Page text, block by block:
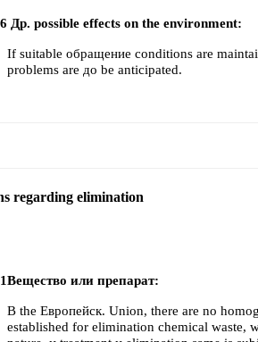
Др. possible effects on the environment:
If suitable обращение conditions are
problems are до be anticipated.
regarding elimination
Вещество или препарат:
В the Европейск. Union, there are no
established for elimination chemical waste,